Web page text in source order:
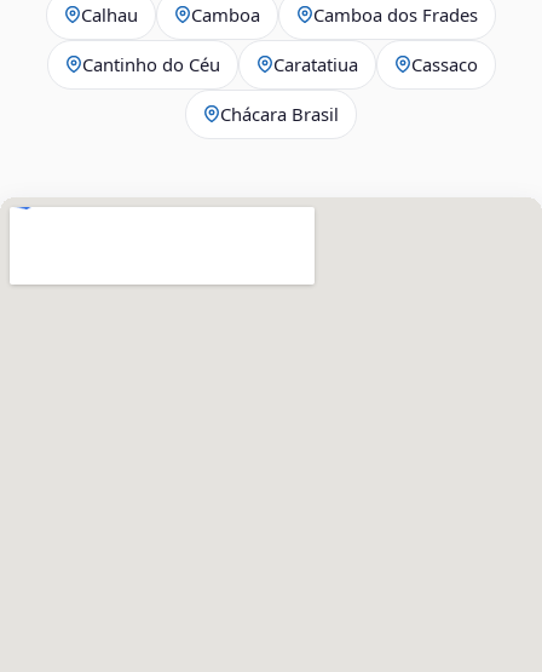
Calhau Camboa Camboa dos Frades
Cantinho do Céu Caratatiua Cassaco
Chácara Brasil